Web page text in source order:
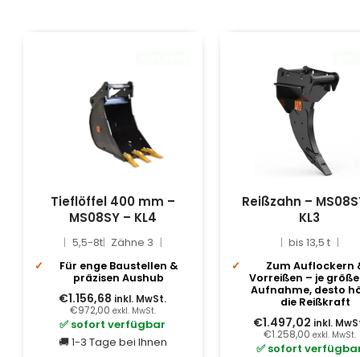
Tieflöffel 400 mm –
MS08SY – KL4
5,5-8t Zähne 3
Für enge Baustellen &
präzisen Aushub
€1.156,68 inkl. MwSt.
€972,00 exkl. MwSt.
✅ sofort verfügbar
🚚 1-3 Tage bei Ihnen
Reißzahn –
KL3
bis 13,5 t
Zum Auflockern
Vorreißen – je
Aufnahme, desto
die Reißkraft
€1.497,02 inkl.
€1.258,00 exkl. MwSt.
✅ sofort